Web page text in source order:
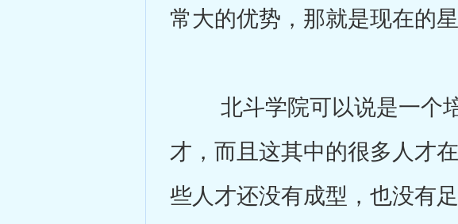
常大的优势，那就是现在的
北斗学院可以说是一个培
才，而且这其中的很多人才
些人才还没有成型，也没有